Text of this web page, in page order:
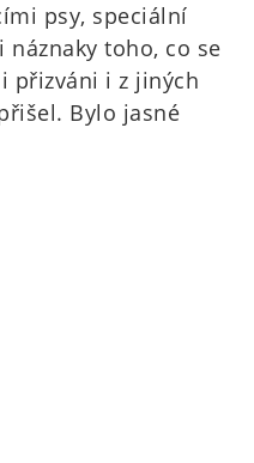
psy, speciální
toho, co se
přizváni i z jiných
Bylo jasné